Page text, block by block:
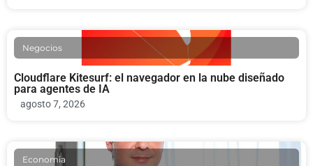
Negocios
Cloudflare Kitesurf: el navegador en la nube diseñado
para agentes de IA
agosto 7, 2026
Economia